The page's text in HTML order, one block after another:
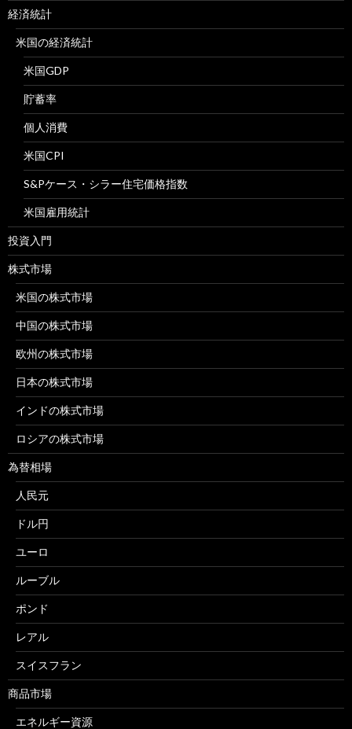
経済統計
米国の経済統計
米国GDP
貯蓄率
個人消費
米国CPI
S&Pケース・シラー住宅価格指数
米国雇用統計
投資入門
株式市場
米国の株式市場
中国の株式市場
欧州の株式市場
日本の株式市場
インドの株式市場
ロシアの株式市場
為替相場
人民元
ドル円
ユーロ
ルーブル
ポンド
レアル
スイスフラン
商品市場
エネルギー資源